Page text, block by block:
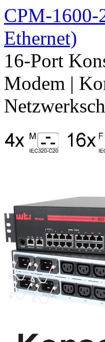
CPM-
Ethernet)
16-Port
Modem |